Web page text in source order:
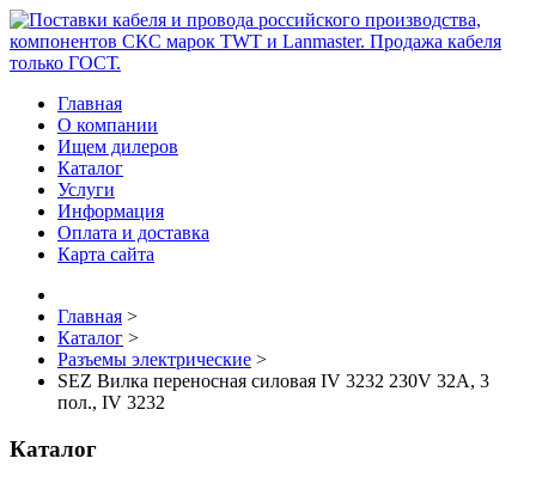
Главная
О компании
Ищем дилеров
Каталог
Услуги
Информация
Оплата и доставка
Карта сайта
Главная >
Каталог >
Разъемы электрические >
SEZ Вилка переносная силовая IV 3232 230V 32А, 3
пол., IV 3232
Каталог